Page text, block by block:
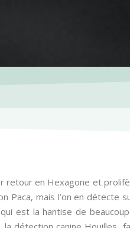
retour en Hexagone et
Paca, mais l’on en détecte
est la hantise de beaucoup